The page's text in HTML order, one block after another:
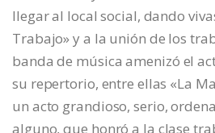
llegar al local social, dando
Trabajo» y a la unión de los
banda de música amenizó el
su repertorio, entre ellas «La
un acto grandioso, serio,
alguno, que honró a la clase